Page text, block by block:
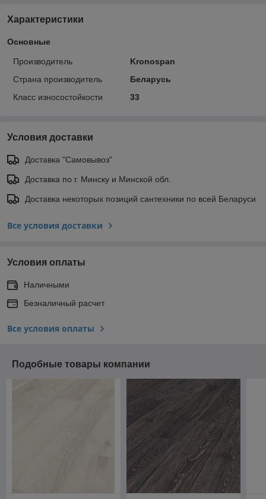
Характеристики
Основные
Производитель
Kronospan
Страна производитель
Беларусь
Класс износостойкости
33
Условия доставки
Доставка "Самовывоз"
Доставка по г. Минску и Минской обл.
Доставка некоторых позиций сантехники по всей Беларуси
Все условия доставки
Условия оплаты
Наличными
Безналичный расчет
Все условия оплаты
Подобные товары компании